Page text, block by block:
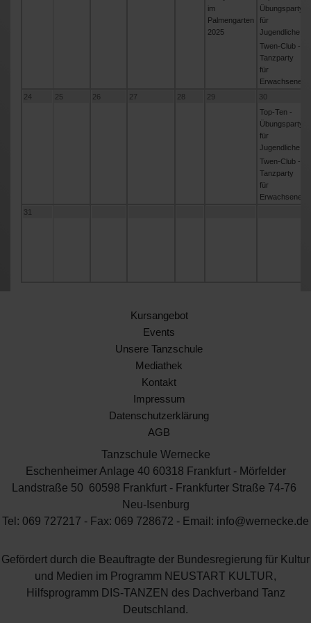
im
Palmengarten
2025
Übungsparty
für
Jugendliche
Twen-Club -
Tanzparty
für
Erwachsene
24
25 26 27 28 29
30
Top-Ten -
Übungsparty
für
Jugendliche
Twen-Club -
Tanzparty
für
Erwachsene
31
Kursangebot
Events
Unsere Tanzschule
Mediathek
Kontakt
Impressum
Datenschutzerklärung
AGB
Tanzschule Wernecke
Eschenheimer Anlage 40 60318 Frankfurt - Mörfelder
Landstraße 50 60598 Frankfurt - Frankfurter Straße 74-76
Neu-Isenburg
Tel: 069 727217 - Fax: 069 728672 - Email: info@wernecke.de
Gefördert durch die Beauftragte der Bundesregierung für Kultur
und Medien im Programm NEUSTART KULTUR,
Hilfsprogramm DIS-TANZEN des Dachverband Tanz
Deutschland.